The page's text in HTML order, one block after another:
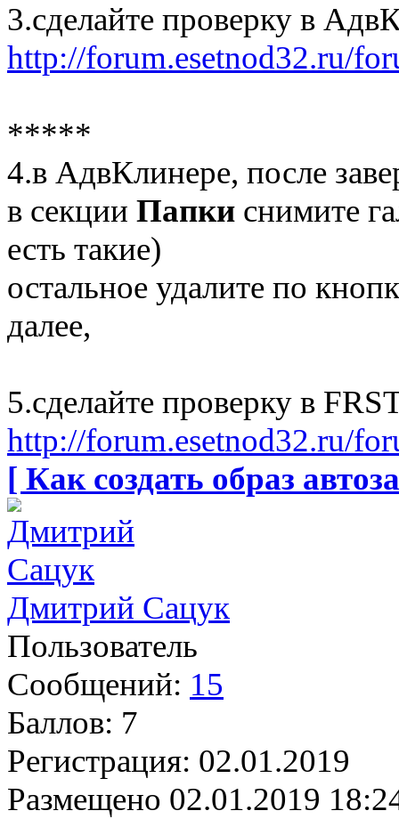
3.сделайте проверку в
http://forum.esetnod32.ru/
*****
4.в АдвКлинере, после
в секции Папки снимите
есть такие)
остальное удалите по
далее,
5.сделайте проверку в
http://forum.esetnod32.ru/
[ Как создать образ
Дмитрий Сацук
Пользователь
Сообщений: 15
Баллов: 7
Регистрация: 02.01.2019
Размещено 02.01.2019